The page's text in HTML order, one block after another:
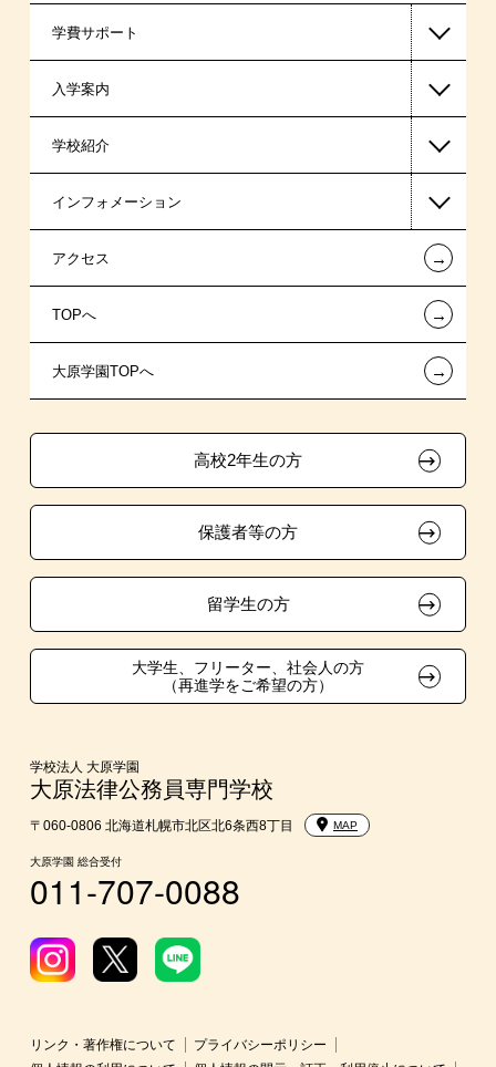
警察官・消防官系
東京経営大学 学士取得コース
学費サポート
高等教育の修学支援新制度
日本学生支援機構の奨学金
日本政策金融公庫の教育ローン
金融機関教育ローン
信販系教育ローン
各種奨学金制度・貸付制度
チャレンジ特待生試験制度
試験による特待生制度
資格・クラブ活動による特待生制度
入学案内
一般入学
AO入学制度
指定校特待生入学
指定校推薦入学
指定校自己推薦入学
推薦入学
大学生・短期大学生特別入学
学費
東京経営大学への3年次編入学
入学前のお勧め学習システム
大学・短期大学・公務員等併願制度
学校紹介
在校生からあなたへ
夢を叶えた先輩たち
施設・研修所
学生寮・マンションのご案内
大原学園グループ案内
インフォメーション
お知らせ・新着情報
在校生へのお知らせ
各種証明書の発行ご希望の方
採用ご担当の方
アクセス ←
TOPへ ←
大原学園TOPへ ←
高校2年生の方
保護者等の方
留学生の方
大学生、フリーター、社会人の方
（再進学をご希望の方）
学校法人 大原学園
大原法律公務員専門学校
〒060-0806 北海道札幌市北区北6条西8丁目 MAP
大原学園 総合受付
011-707-0088
リンク・著作権について
プライバシーポリシー